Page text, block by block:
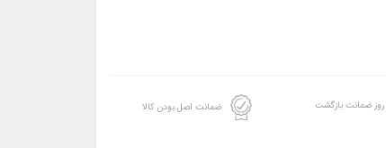
ضمانت اصل بودن کالا